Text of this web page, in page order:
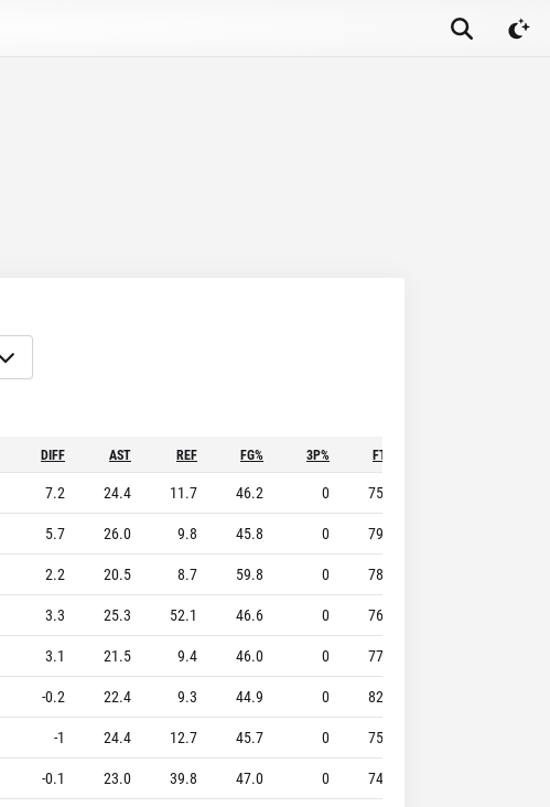
DIFF AST REF FG% 3P% FT%
7.2 24.4 11.7 46.2 0 75.3
5.7 26.0 9.8 45.8 0 79.1
2.2 20.5 8.7 59.8 0 78.0
3.3 25.3 52.1 46.6 0 76.8
3.1 21.5 9.4 46.0 0 77.7
-0.2 22.4 9.3 44.9 0 82.1
-1 24.4 12.7 45.7 0 75.0
-0.1 23.0 39.8 47.0 0 74.3